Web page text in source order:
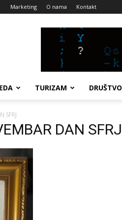
Marketing O nama Kontakt
TURIZAM DRUŠTVO
SFRJ
DAN SFRJ